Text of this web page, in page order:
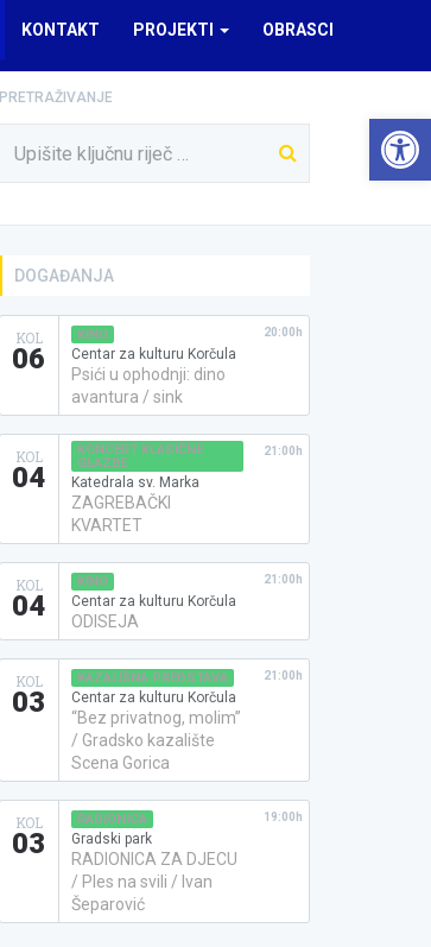
KONTAKT PROJEKTI OBRASCI
PRETRAŽIVANJE
DOGAĐANJA
KOL
06
KINO
Centar za kulturu Korčula
Psići u ophodnji: dino
avantura / sink
20:00h
KOL
04
KONCERT KLASIČNE
GLAZBE
Katedrala sv. Marka
ZAGREBAČKI
KVARTET
21:00h
KOL
04
KINO
Centar za kulturu Korčula
ODISEJA
21:00h
KOL
03
KAZALIŠNA PREDSTAVA
Centar za kulturu Korčula
“Bez privatnog, molim”
/ Gradsko kazalište
Scena Gorica
21:00h
KOL
03
RADIONICA
Gradski park
RADIONICA ZA DJECU
/ Ples na svili / Ivan
Šeparović
19:00h